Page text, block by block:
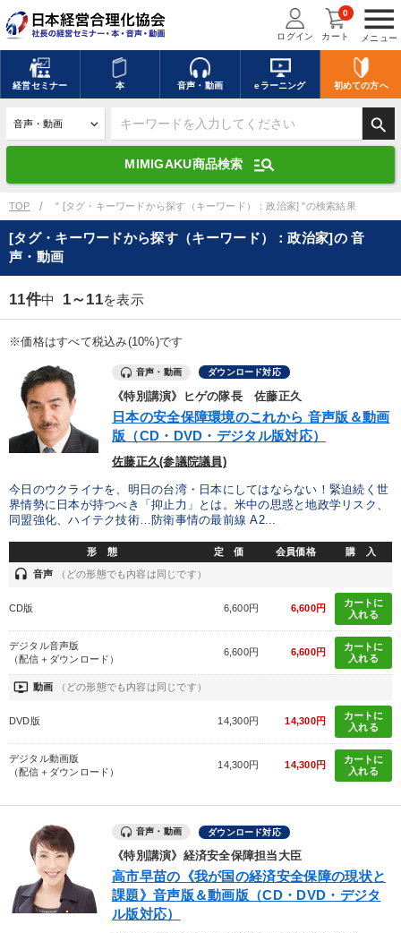
menu
メニュー
ログイン カート
0
経営セミナー 本 音声・動画 eラーニング 初めての方へ
search
MIMIGAKU商品検索 manage_search
キーワードを入力して探す
デジタル版対応のみ検索結果に表示する
search 上記の条件で検索
mic 講演収録物を探す
全国経営者セミナー講演収録物（全1315タイトル）からお探しいただけ
ます
優秀各社の智恵と戦略 事業家のロマンと経営
若手異才経営者の発想
リーダーの器量を学ぶ
テーマ
オーナー社長の「現場力の経営」＋現場の「儲ける力」をさらに
高める教材２選
売上直結の営業力や販売力を獲得する
【2026年7月】音声・映像ご案内商品
最新技術・トレンド 社員が自律的に動き出す組織づくり
業種
製造業 建設・不動産業
IT・サービス・金融業 コンサルタント 専門家
キーワード
TOP " [タグ・キーワードから探す（キーワード）：政治家] "の検索結果
[タグ・キーワードから探す（キーワード）：政治家]の 音
声・動画
11件中 1～11を表示
※価格はすべて税込み(10%)です
音声・動画 ダウンロード対応
《特別講演》ヒゲの隊長 佐藤正久
日本の安全保障環境のこれから 音声版＆動画
版（CD・DVD・デジタル版対応）
佐藤正久(参議院議員)
今日のウクライナを、明日の台湾・日本にしてはならない！緊迫続く世
界情勢に日本が持つべき「抑止力」とは。米中の思惑と地政学リスク、
同盟強化、ハイテク技術…防衛事情の最前線 A2...
形 態 定 価 会員価格 購 入
headset 音声 （どの形態でも内容は同じです）
CD版 6,600円 6,600円
カートに
入れる
デジタル音声版
（配信＋ダウンロード）
6,600円 6,600円
カートに
入れる
ondemand_video 動画 （どの形態でも内容は同じです）
DVD版 14,300円 14,300円
カートに
入れる
デジタル動画版
（配信＋ダウンロード）
14,300円 14,300円
カートに
入れる
音声・動画 ダウンロード対応
《特別講演》経済安全保障担当大臣
高市早苗の《我が国の経済安全保障の現状と
課題》音声版＆動画版（CD・DVD・デジタ
ル版対応）